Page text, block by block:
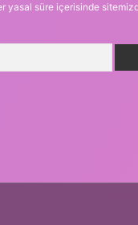
yasal süre içerisinde